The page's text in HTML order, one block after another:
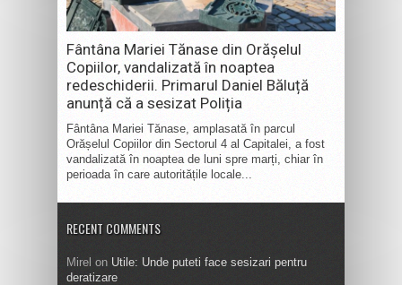
Fântâna Mariei Tănase din Orășelul
Copiilor, vandalizată în noaptea
redeschiderii. Primarul Daniel Băluță
anunță că a sesizat Poliția
Fântâna Mariei Tănase, amplasată în parcul
Orășelul Copiilor din Sectorul 4 al Capitalei, a fost
vandalizată în noaptea de luni spre marți, chiar în
perioada în care autoritățile locale...
RECENT COMMENTS
Mirel on Utile: Unde puteti face sesizari pentru
deratizare